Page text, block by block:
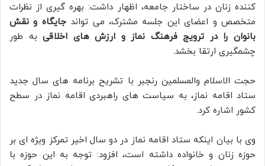
کننده زنان در ساختار جامعه، اظهار داشت: بهره گیری از نظرات
متخصص و اعضای این جلسه مشترک، می تواندجایگاه و نقش
بانوان را در ترویج فرهنگ نماز و ارزش های اخلاقیبه طور
چشمگیری ارتقا بخشد.
حجت الاسلام والمسلمین رنجبر با تشریح برنامه های سال جدید
ستاد اقامه نماز، به سیاست های راهبردی اقامه نماز در سطح
کشور اشاره کرد.
وی با بیان اینکه ستاد اقامه نماز در دو سال اخیر تمرکز ویژه ای بر
حوزه زنان و خانواده داشته است، افزود: توجه به این حوزه با